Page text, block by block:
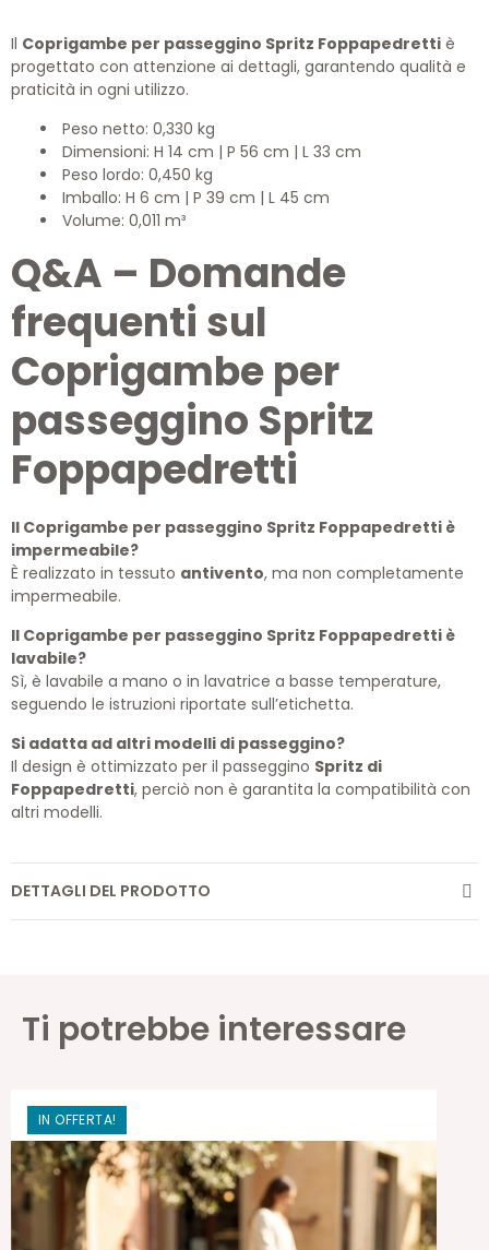
Il Coprigambe per passeggino Spritz Foppapedretti è
progettato con attenzione ai dettagli, garantendo qualità e
praticità in ogni utilizzo.
Peso netto: 0,330 kg
Dimensioni: H 14 cm | P 56 cm | L 33 cm
Peso lordo: 0,450 kg
Imballo: H 6 cm | P 39 cm | L 45 cm
Volume: 0,011 m³
Q&A – Domande
frequenti sul
Coprigambe per
passeggino Spritz
Foppapedretti
Il Coprigambe per passeggino Spritz Foppapedretti è
impermeabile?
È realizzato in tessuto antivento, ma non completamente
impermeabile.
Il Coprigambe per passeggino Spritz Foppapedretti è
lavabile?
Sì, è lavabile a mano o in lavatrice a basse temperature,
seguendo le istruzioni riportate sull’etichetta.
Si adatta ad altri modelli di passeggino?
Il design è ottimizzato per il passeggino Spritz di
Foppapedretti, perciò non è garantita la compatibilità con
altri modelli.
DETTAGLI DEL PRODOTTO
Ti potrebbe interessare
IN OFFERTA!